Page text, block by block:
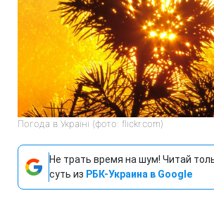
Погода в Україні (фото: flickr.com)
Не трать время на шум! Читай
суть из РБК-Украина в Google